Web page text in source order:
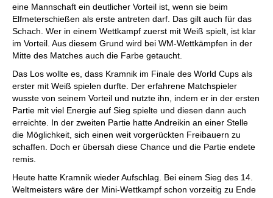
eine Mannschaft ein deutlicher Vorteil ist, wenn sie beim
Elfmeterschießen als erste antreten darf. Das gilt auch für das
Schach. Wer in einem Wettkampf zuerst mit Weiß spielt, ist klar
im Vorteil. Aus diesem Grund wird bei WM-Wettkämpfen in der
Mitte des Matches auch die Farbe getaucht.
Das Los wollte es, dass Kramnik im Finale des World Cups als
erster mit Weiß spielen durfte. Der erfahrene Matchspieler
wusste von seinem Vorteil und nutzte ihn, indem er in der ersten
Partie mit viel Energie auf Sieg spielte und diesen dann auch
erreichte. In der zweiten Partie hatte Andreikin an einer Stelle
die Möglichkeit, sich einen weit vorgerückten Freibauern zu
schaffen. Doch er übersah diese Chance und die Partie endete
remis.
Heute hatte Kramnik wieder Aufschlag. Bei einem Sieg des 14.
Weltmeisters wäre der Mini-Wettkampf schon vorzeitig zu Ende